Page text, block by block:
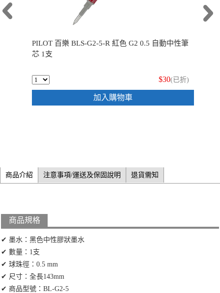
PILOT 百樂 BLS-G2-5-R 紅色 G2 0.5 自動中性筆
芯 1支
$30(已折)
加入購物車
商品介紹 注意事項/運送及保固說明 退貨需知
商品規格
✔ 墨水：黑色中性膠狀墨水
✔ 數量：1支
✔ 球珠徑：0.5 mm
✔ 尺寸：全長143mm
✔ 商品型號：BL-G2-5